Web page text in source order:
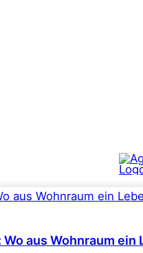
aus Wohnraum